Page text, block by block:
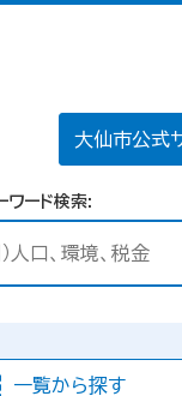
大仙市公式
ワード検索
一覧から探す